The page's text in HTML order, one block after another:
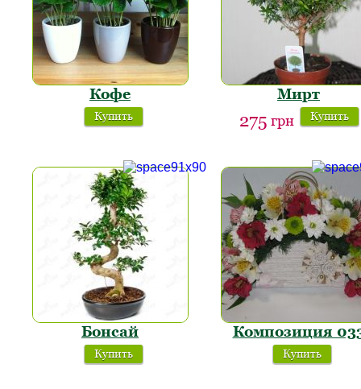
Кофе
Купить
Мирт
275 грн Купить
Бонсай
Купить
Композиция
Купить